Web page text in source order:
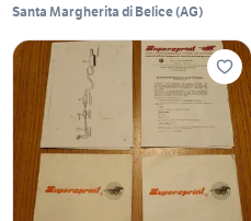
Santa Margherita di Belice(AG)